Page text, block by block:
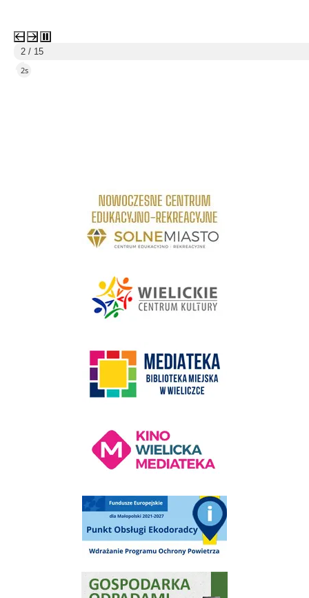
3 / 15
5s
link do strony Centrum Edukacyjno Rekreacyjne
Punkt Obsługi Ekodoradcy Wieliczka
Gospodarka odpadami na terenie Miasta i Gminy Wieliczka